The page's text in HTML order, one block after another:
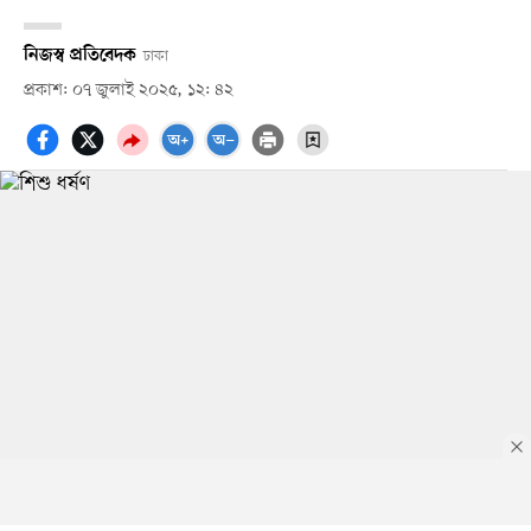
নিজস্ব প্রতিবেদক ঢাকা
প্রকাশ: ০৭ জুলাই ২০২৫, ১২: ৪২